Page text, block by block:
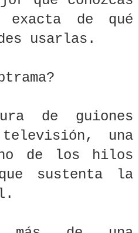
de qué
usarlas.
de guiones
una
de los hilos
sustenta la